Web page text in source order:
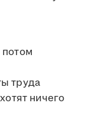
потом
труда
ничего